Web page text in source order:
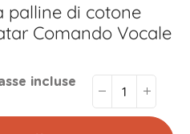
palline di cotone
Comando Vocale
incluse